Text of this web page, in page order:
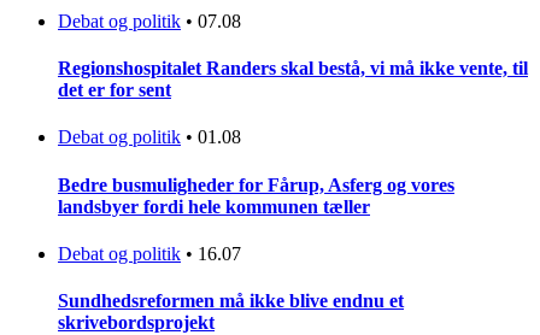
Debat og politik • 07.08
Regionshospitalet Randers skal bestå, vi må ikke vente, til
det er for sent
Debat og politik • 01.08
Bedre busmuligheder for Fårup, Asferg og vores
landsbyer fordi hele kommunen tæller
Debat og politik • 16.07
Sundhedsreformen må ikke blive endnu et
skrivebordsprojekt